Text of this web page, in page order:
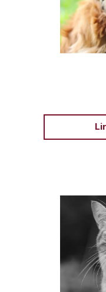
chez AVA
Bagheera est un
l’euthanasie